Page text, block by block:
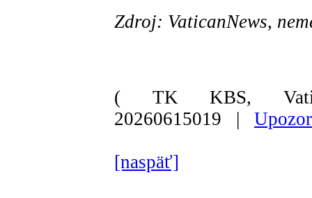
Zdroj: VaticanNews,
( TK KBS,
20260615019 |
[naspäť]